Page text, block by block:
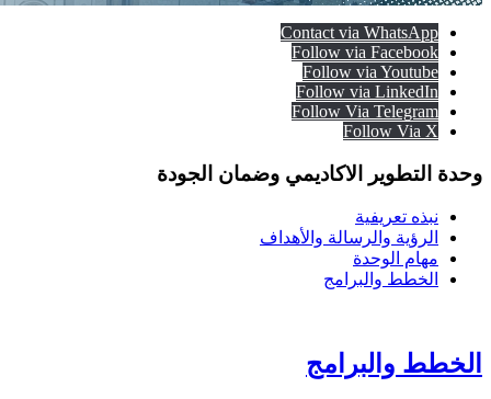
Contact via WhatsApp
Follow via Facebook
Follow via Youtube
Follow via LinkedIn
Follow Via Telegram
Follow Via X
وحدة التطوير الاكاديمي وضمان الجودة
نبذه تعريفية
الرؤية والرسالة والأهداف
مهام الوحدة
الخطط والبرامج
الخطط والبرامج